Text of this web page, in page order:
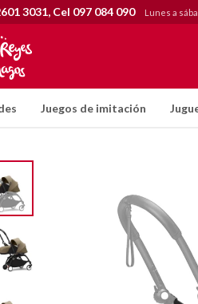
Juegos de imitación
3031, Cel 097 084 090 Lunes a